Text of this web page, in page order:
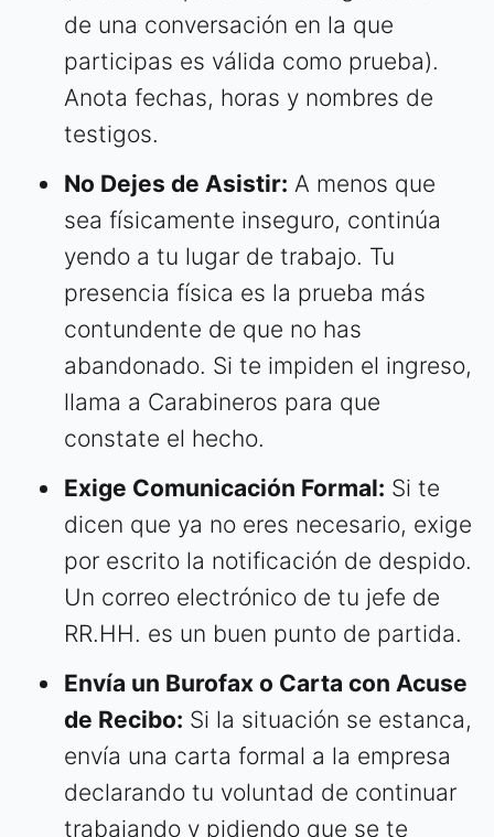
de una conversación en la que
participas es válida como prueba).
Anota fechas, horas y nombres de
testigos.
No Dejes de Asistir: A menos que
sea físicamente inseguro, continúa
yendo a tu lugar de trabajo. Tu
presencia física es la prueba más
contundente de que no has
abandonado. Si te impiden el ingreso,
llama a Carabineros para que
constate el hecho.
Exige Comunicación Formal: Si te
dicen que ya no eres necesario, exige
por escrito la notificación de despido.
Un correo electrónico de tu jefe de
RR.HH. es un buen punto de partida.
Envía un Burofax o Carta con Acuse
de Recibo: Si la situación se estanca,
envía una carta formal a la empresa
declarando tu voluntad de continuar
trabajando y pidiendo que se te